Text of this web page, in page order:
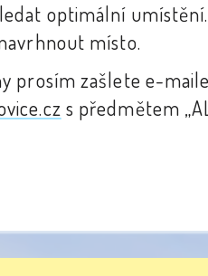
optimální umístění.
místo.
prosím zašlete e-
s předmětem